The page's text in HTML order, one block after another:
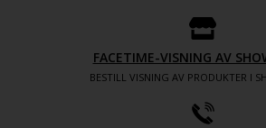
FACETIME-VISNING AV
BESTILL VISNING AV PRODUKTER I